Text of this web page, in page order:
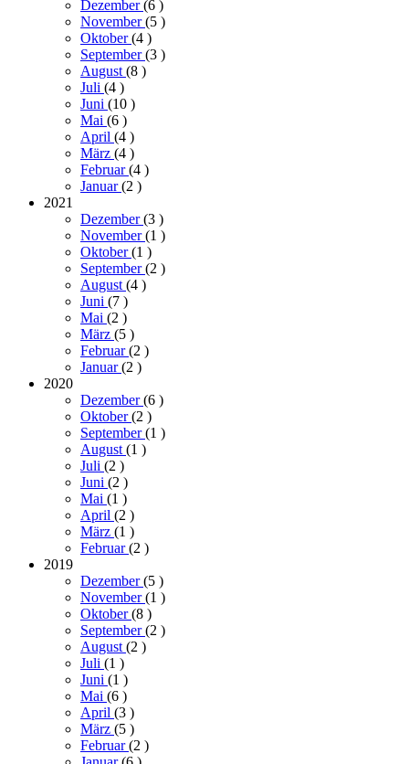
Dezember(6 )
November(5 )
Oktober(4 )
September(3 )
August (8 )
Juli (4 )
Juni (10 )
Mai (6 )
April (4 )
März (4 )
Februar(4 )
Januar(2 )
2021
Dezember(3 )
November(1 )
Oktober(1 )
September(2 )
August (4 )
Juni (7 )
Mai (2 )
März (5 )
Februar(2 )
Januar(2 )
2020
Dezember(6 )
Oktober(2 )
September(1 )
August (1 )
Juli (2 )
Juni (2 )
Mai (1 )
April (2 )
März (1 )
Februar(2 )
2019
Dezember(5 )
November(1 )
Oktober(8 )
September(2 )
August (2 )
Juli (1 )
Juni (1 )
Mai (6 )
April (3 )
März (5 )
Februar(2 )